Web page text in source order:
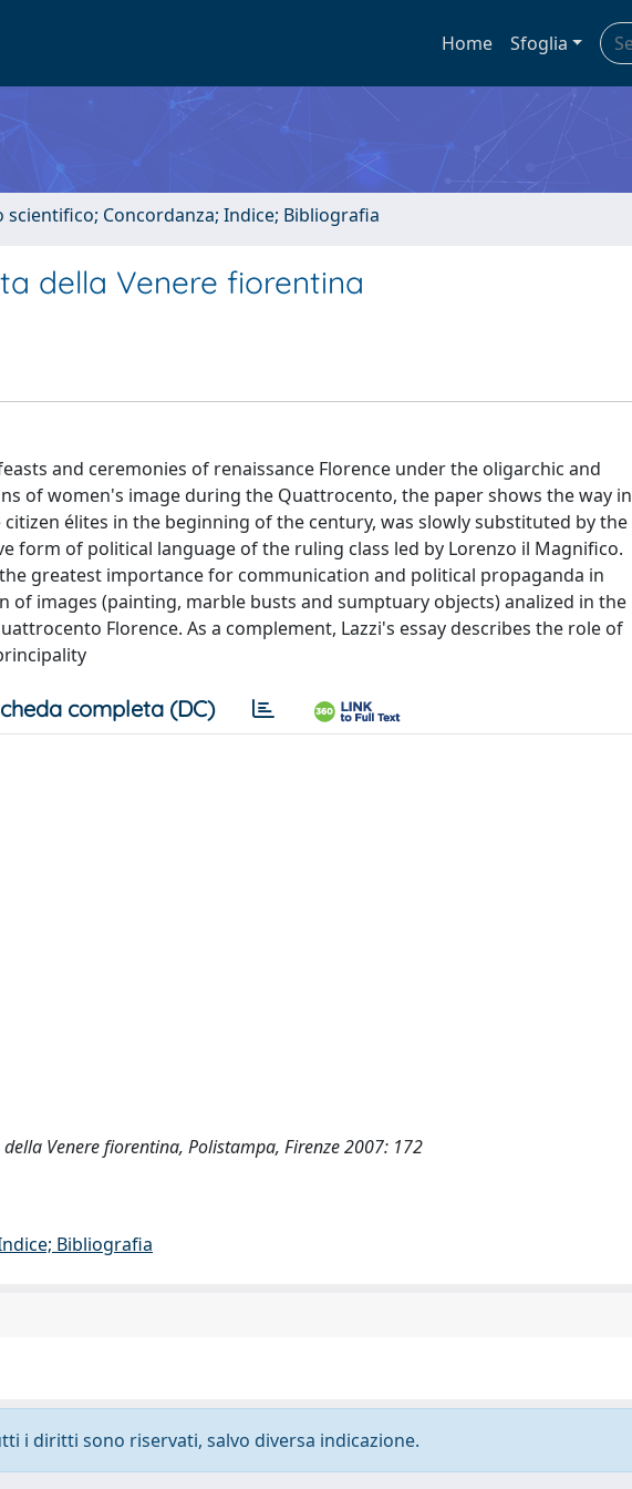
Home Sfoglia
Concordanza; Indice; Bibliografia
della Venere fiorentina
and ceremonies of renaissance Florence under the oligarchic and
of women's image during the Quattrocento, the paper shows the way in
élites in the beginning of the century, was slowly substituted by the
form of political language of the ruling class led by Lorenzo il Magnifico.
greatest importance for communication and political propaganda in
images (painting, marble busts and sumptuary objects) analized in the
Florence. As a complement, Lazzi's essay describes the role of
completa (DC)
Venere fiorentina, Polistampa, Firenze 2007: 172
Bibliografia
i diritti sono riservati, salvo diversa indicazione.